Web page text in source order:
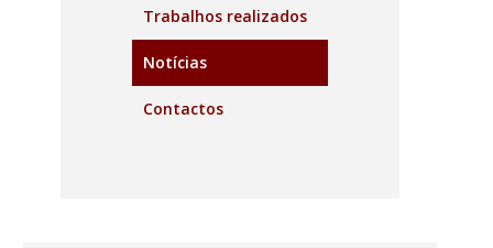
Trabalhos realizados
Notícias
Contactos